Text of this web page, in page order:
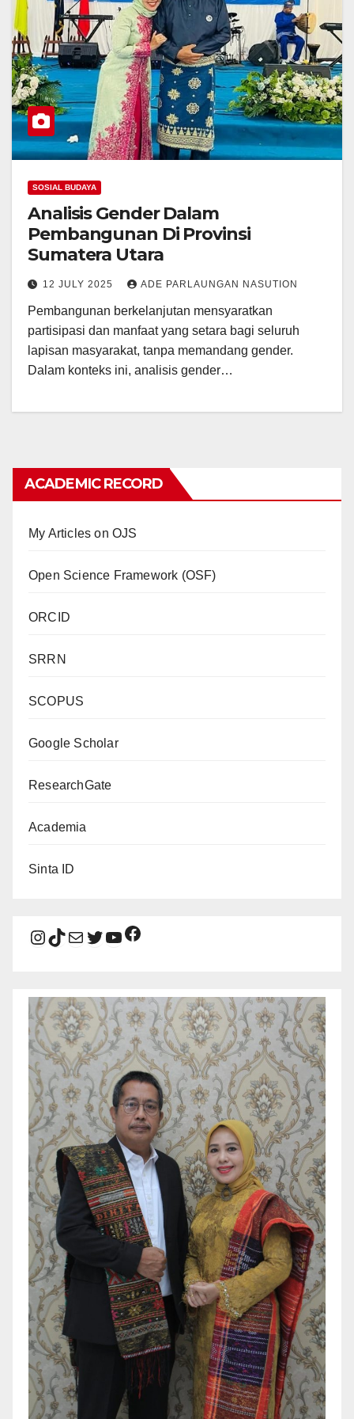
SOSIAL BUDAYA
Analisis Gender Dalam
Pembangunan Di Provinsi
Sumatera Utara
12 JULY 2025 ADE PARLAUNGAN NASUTION
Pembangunan berkelanjutan mensyaratkan
partisipasi dan manfaat yang setara bagi seluruh
lapisan masyarakat, tanpa memandang gender.
Dalam konteks ini, analisis gender…
ACADEMIC RECORD
My Articles on OJS
Open Science Framework (OSF)
ORCID
SRRN
SCOPUS
Google Scholar
ResearchGate
Academia
Sinta ID
Instagram
TikTok
MailTwitter
YouTube
Facebook